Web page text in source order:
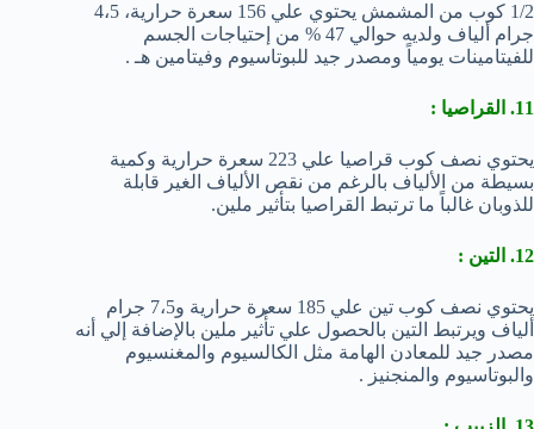
1/2 كوب من المشمش يحتوي علي 156 سعرة حرارية، 4،5
جرام ألياف ولديه حوالي 47 % من إحتياجات الجسم
للفيتامينات يومياً ومصدر جيد للبوتاسيوم وفيتامين هـ .
11. القراصيا :
يحتوي نصف كوب قراصيا علي 223 سعرة حرارية وكمية
بسيطة من الألياف بالرغم من نقص الألياف الغير قابلة
للذوبان غالباً ما ترتبط القراصيا بتأثير ملين.
12. التين :
يحتوي نصف كوب تين علي 185 سعرة حرارية و7،5 جرام
ألياف ويرتبط التين بالحصول علي تأُثير ملين بالإضافة إلي أنه
مصدر جيد للمعادن الهامة مثل الكالسيوم والمغنسيوم
والبوتاسيوم والمنجنيز .